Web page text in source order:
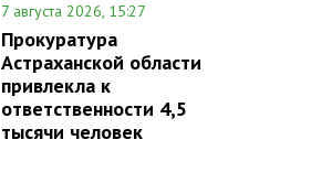
7 августа 2026, 15:27
Прокуратура
Астраханской области
привлекла к
ответственности 4,5
тысячи человек